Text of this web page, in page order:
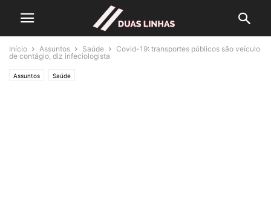
Início Assuntos Saúde
Covid-19: transportes públicos são veículo
de contágio, diz infeciologista
Assuntos Saúde